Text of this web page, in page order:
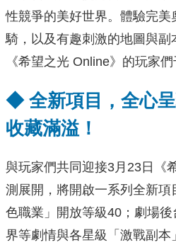
性競爭的美好世界。體驗完
騎，以及有趣刺激的地圖與
《希望之光 Online》的玩家
◆ 全新項目，全心
收藏滿溢！
與玩家們共同迎接3月23日《
測展開，將開啟一系列全新項
色職業」開放等級40；劇場
界等劇情與各星級「激戰副本